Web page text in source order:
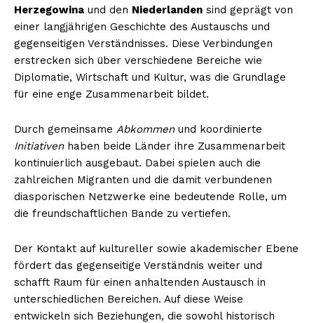
Herzegowina und den Niederlanden sind geprägt von
einer langjährigen Geschichte des Austauschs und
gegenseitigen Verständnisses. Diese Verbindungen
erstrecken sich über verschiedene Bereiche wie
Diplomatie, Wirtschaft und Kultur, was die Grundlage
für eine enge Zusammenarbeit bildet.
Durch gemeinsame Abkommenund koordinierte
Initiativenhaben beide Länder ihre Zusammenarbeit
kontinuierlich ausgebaut. Dabei spielen auch die
zahlreichen Migranten und die damit verbundenen
diasporischen Netzwerke eine bedeutende Rolle, um
die freundschaftlichen Bande zu vertiefen.
Der Kontakt auf kultureller sowie akademischer Ebene
fördert das gegenseitige Verständnis weiter und
schafft Raum für einen anhaltenden Austausch in
unterschiedlichen Bereichen. Auf diese Weise
entwickeln sich Beziehungen, die sowohl historisch